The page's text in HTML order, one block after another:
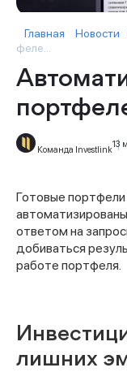
Главная Новости
феле...
Команда Investlink
13
Готовые
ответом на
добиваться
работе портфеля.
лишних